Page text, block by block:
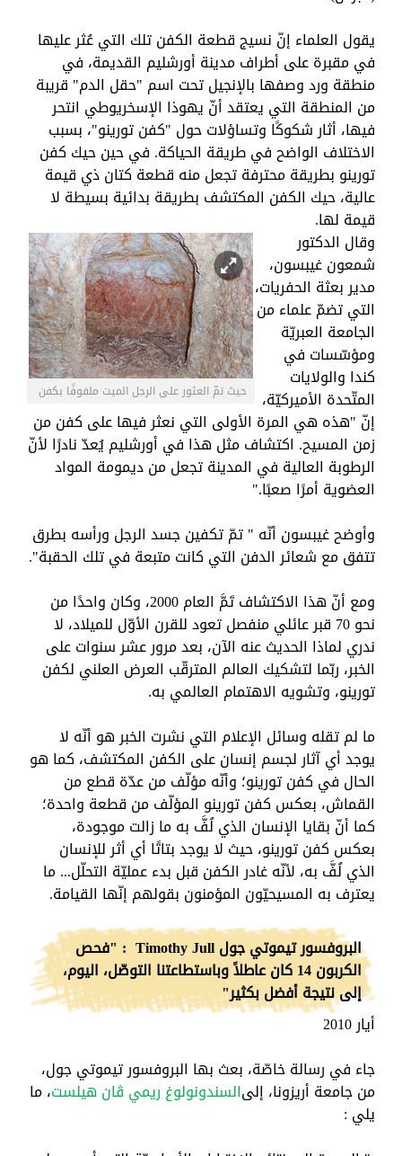
يقول العلماء إنّ نسيج قطعة الكفن تلك التي عُثر عليها
في مقبرة على أطراف مدينة أورشليم القديمة، في
منطقة ورد وصفها بالإنجيل تحت اسم "حقل الدم" قريبة
من المنطقة التي يعتقد أنّ يهوذا الإسخريوطي انتحر
فيها، أثار شكوكًا وتساؤلات حول "كفن تورينو"، بسبب
الاختلاف الواضح في طريقة الحياكة. في حين حيك كفن
تورينو بطريقة محترفة تجعل منه قطعة كتان ذي قيمة
عالية، حيك الكفن المكتشف بطريقة بدائية بسيطة لا
قيمة لها.
حيث تمّ العثور على الرجل الميت ملفوفًا بكفن
وقال الدكتور
شمعون غيبسون،
مدير بعثة الحفريات،
التي تضمّ علماء من
الجامعة العبريّة
ومؤسّسات في
كندا والولايات
المتّحدة الأميركيّة،
إنّ "هذه هي المرة الأولى التي نعثر فيها على كفن من
زمن المسيح. اكتشاف مثل هذا في أورشليم يُعدّ نادرًا لأنّ
الرطوبة العالية في المدينة تجعل من ديمومة المواد
العضوية أمرًا صعبًا."
وأوضح غيبسون أنّه " تمّ تكفين جسد الرجل ورأسه بطرق
تتفق مع شعائر الدفن التي كانت متبعة في تلك الحقبة".
ومع أنّ هذا الاكتشاف تَمَّ العام 2000، وكان واحدًا من
نحو 70 قبر عائلي منفصل تعود للقرن الأوّل للميلاد، لا
ندري لماذا الحديث عنه الآن، بعد مرور عشر سنوات على
الخبر، ربّما لتشكيك العالم المترقّب العرض العلني لكفن
تورينو، وتشويه الاهتمام العالمي به.
ما لم تقله وسائل الإعلام التي نشرت الخبر هو أنّه لا
يوجد أي آثار لجسم إنسان على الكفن المكتشف، كما هو
الحال في كفن تورينو؛ وأنّه مؤلّف من عدّة قطع من
القماش، بعكس كفن تورينو المؤلّف من قطعة واحدة؛
كما أنّ بقايا الإنسان الذي لُفَّ به ما زالت موجودة،
بعكس كفن تورينو، حيث لا يوجد بتاتًا أي أثر للإنسان
الذي لُفَّ به، لأنّه غادر الكفن قبل بدء عمليّة التحلّل... ما
يعترف به المسيحيّون المؤمنون بقولهم إنّها القيامة.
البروفسور تيموتي جولTimothy Jull : "فحص
الكربون 14 كان عاطلاً وباستطاعتنا التوصّل، اليوم،
إلى نتيجة أفضل بكثير"
أيار 2010
جاء في رسالة خاصّة، بعث بها البروفسور تيموتي جول،
من جامعة أريزونا، إلىالسندونولوغ ريمي ڨان هيلست، ما
يلي :